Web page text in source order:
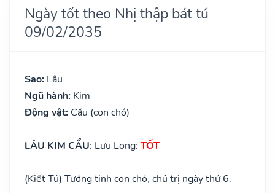
Ngày tốt theo Nhị thập bát tú
09/02/2035
Sao: Lâu
Ngũ hành: Kim
Động vật: Cẩu (con chó)
LÂU KIM CẨU: Lưu Long: TỐT
(Kiết Tú) Tướng tinh con chó, chủ trị ngày thứ 6.